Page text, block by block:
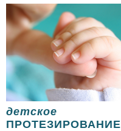
детское
ПРОТЕЗИРОВАНИЕ